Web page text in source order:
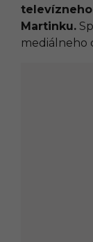
Martinku.
mediálneho